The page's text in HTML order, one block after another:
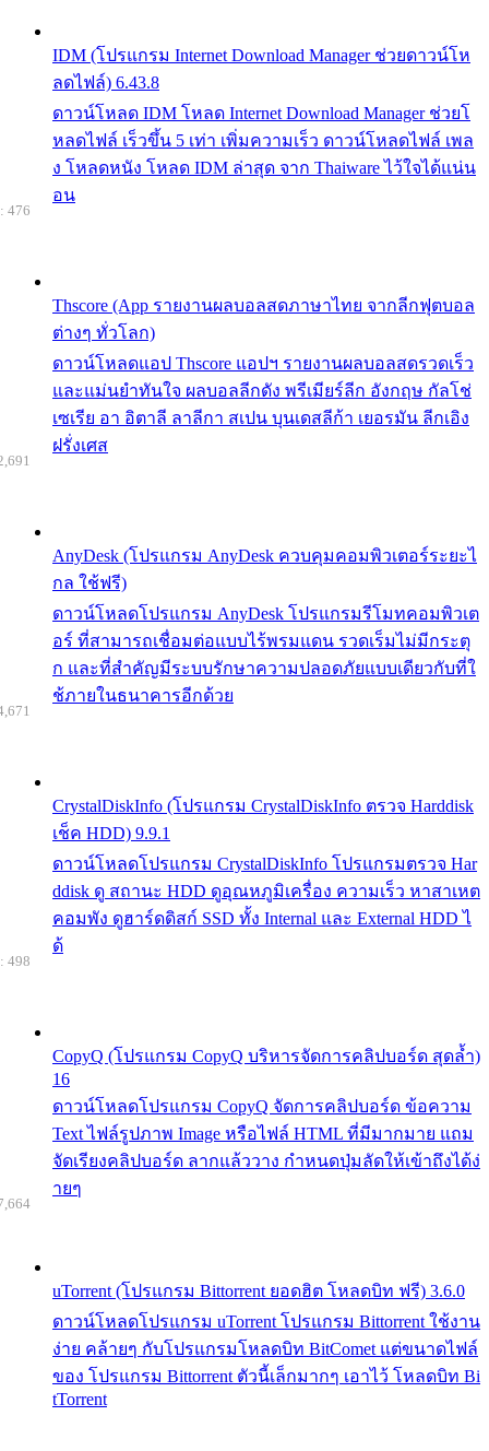
IDM (โปรแกรม Internet Download Manager ช่วยดาวน์โห
ลดไฟล์) 6.43.8
ดาวน์โหลด IDM โหลด Internet Download Manager ช่วยโ
หลดไฟล์ เร็วขึ้น 5 เท่า เพิ่มความเร็ว ดาวน์โหลดไฟล์ เพล
ง โหลดหนัง โหลด IDM ล่าสุด จาก Thaiware ไว้ใจได้แน่น
อน
Thscore (App รายงานผลบอลสดภาษาไทย จากลีกฟุตบอล
ต่างๆ ทั่วโลก)
ดาวน์โหลดแอป Thscore แอปฯ รายงานผลบอลสดรวดเร็ว
และแม่นยำทันใจ ผลบอลลีกดัง พรีเมียร์ลีก อังกฤษ กัลโช่
เซเรีย อา อิตาลี ลาลีกา สเปน บุนเดสลีก้า เยอรมัน ลีกเอิง
ฝรั่งเศส
476
AnyDesk (โปรแกรม AnyDesk ควบคุมคอมพิวเตอร์ระยะไ
กล ใช้ฟรี)
ดาวน์โหลดโปรแกรม AnyDesk โปรแกรมรีโมทคอมพิวเต
อร์ ที่สามารถเชื่อมต่อแบบไร้พรมแดน รวดเร็มไม่มีกระตุ
ก และที่สำคัญมีระบบรักษาความปลอดภัยแบบเดียวกับที่ใ
ช้ภายในธนาคารอีกด้วย
CrystalDiskInfo (โปรแกรม CrystalDiskInfo ตรวจ Harddisk
เช็ค HDD) 9.9.1
ดาวน์โหลดโปรแกรม CrystalDiskInfo โปรแกรมตรวจ Har
ddisk ดู สถานะ HDD ดูอุณหภูมิเครื่อง ความเร็ว หาสาเหต
คอมพัง ดูฮาร์ดดิสก์ SSD ทั้ง Internal และ External HDD ไ
ด้
CopyQ (โปรแกรม CopyQ บริหารจัดการคลิปบอร์ด สุดล้ำ)
16
ดาวน์โหลดโปรแกรม CopyQ จัดการคลิปบอร์ด ข้อความ
Text ไฟล์รูปภาพ Image หรือไฟล์ HTML ที่มีมากมาย แถม
จัดเรียงคลิปบอร์ด ลากแล้ววาง กำหนดปุ่มลัดให้เข้าถึงได้ง่
ายๆ
498
uTorrent (โปรแกรม Bittorrent ยอดฮิต โหลดบิท ฟรี) 3.6.0
ดาวน์โหลดโปรแกรม uTorrent โปรแกรม Bittorrent ใช้งาน
ง่าย คล้ายๆ กับโปรแกรมโหลดบิท BitComet แต่ขนาดไฟล์
ของ โปรแกรม Bittorrent ตัวนี้เล็กมากๆ เอาไว้ โหลดบิท Bi
tTorrent